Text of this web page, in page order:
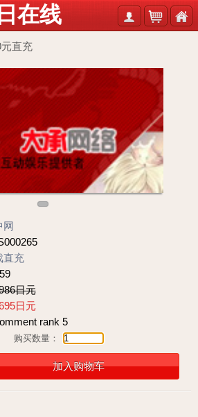
在线
直充
网
直充
日元
日元
购买数量：
加入购物车